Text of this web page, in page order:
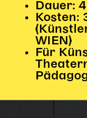
SUCHE
Dauer:
Kosten:
WIEN)
Für